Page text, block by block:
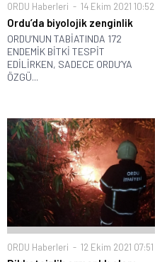
ORDU Haberleri 14 Ekim 2021 10:52
Ordu’da biyolojik zenginlik
ORDU’NUN TABİATINDA 172
ENDEMİK BİTKİ TESPİT
EDİLİRKEN, SADECE ORDU’YA
ÖZGÜ...
ORDU Haberleri 12 Ekim 2021 07:51